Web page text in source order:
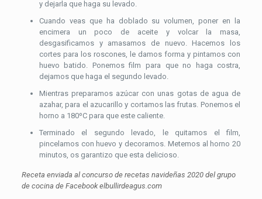
y dejarla que haga su levado.
Cuando veas que ha doblado su volumen, poner en la
encimera un poco de aceite y volcar la masa,
desgasificamos y amasamos de nuevo. Hacemos los
cortes para los roscones, le damos forma y pintamos con
huevo batido. Ponemos film para que no haga costra,
dejamos que haga el segundo levado.
Mientras preparamos azúcar con unas gotas de agua de
azahar, para el azucarillo y cortamos las frutas. Ponemos el
horno a 180ºC para que este caliente.
Terminado el segundo levado, le quitamos el film,
pincelamos con huevo y decoramos. Metemos al horno 20
minutos, os garantizo que esta delicioso.
Receta enviada al concurso de recetas navideñas 2020 del grupo
de cocina de Facebook elbullirdeagus.com